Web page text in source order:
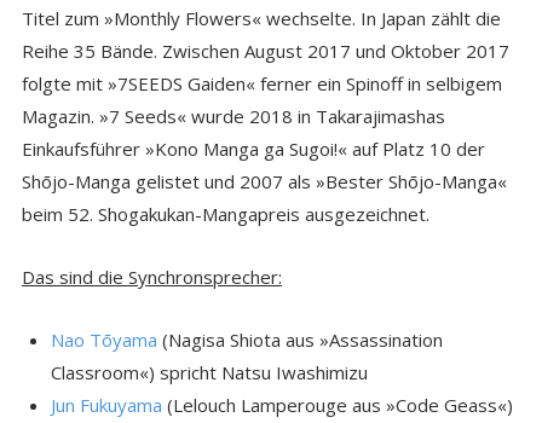
Titel zum »Monthly Flowers« wechselte. In Japan zählt die
Reihe 35 Bände. Zwischen August 2017 und Oktober 2017
folgte mit »7SEEDS Gaiden« ferner ein Spinoff in selbigem
Magazin. »7 Seeds« wurde 2018 in Takarajimashas
Einkaufsführer »Kono Manga ga Sugoi!« auf Platz 10 der
Shōjo-Manga gelistet und 2007 als »Bester Shōjo-Manga«
beim 52. Shogakukan-Mangapreis ausgezeichnet.
Das sind die Synchronsprecher:
Nao Tōyama (Nagisa Shiota aus »Assassination
Classroom«) spricht Natsu Iwashimizu
Jun Fukuyama (Lelouch Lamperouge aus »Code Geass«)